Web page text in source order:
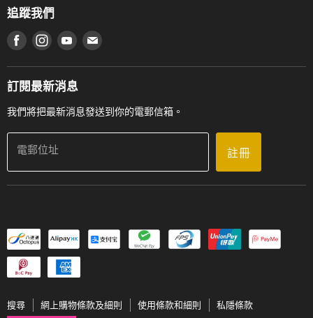
登記保養
產品序號查詢
香港管弦樂導師協會
使用條款及細則
私隱條款
門市購買產品及服務
追蹤我們
在 Facebook 上找到我們
在 Instagram 上找到我們
在 Youtube 上找到我們
在 電子郵件 上找到我們
訂閱最新消息
我們將把最新消息發送到你的電郵信箱。
電郵位址 註冊
搜尋 網上購物條款及細則 使用條款和細則 私隱條款